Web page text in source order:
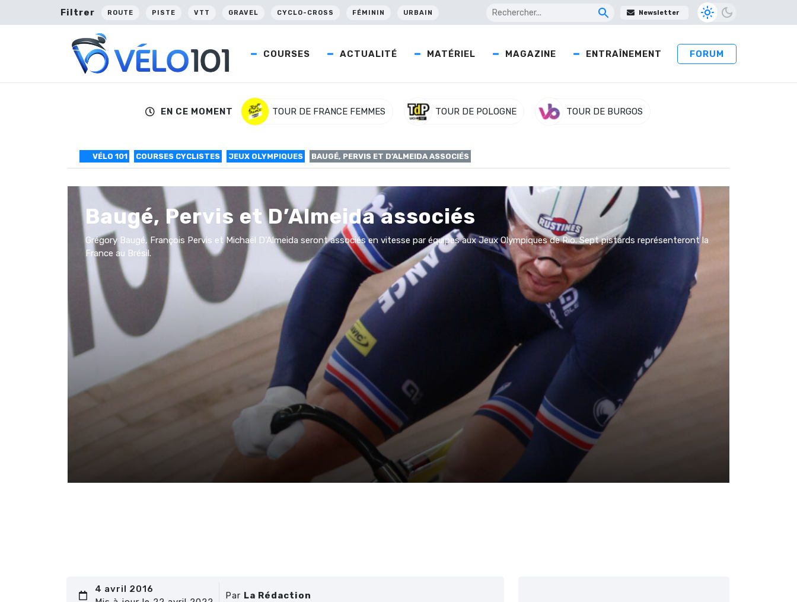
Filtrer ROUTE PISTE VTT GRAVEL CYCLO-CROSS FÉMININ URBAIN Newsletter
COURSES ACTUALITÉ MATÉRIEL MAGAZINE ENTRAÎNEMENT FORUM
EN CE MOMENT TOUR DE FRANCE FEMMES TOUR DE POLOGNE TOUR DE BURGOS
VÉLO 101 COURSES CYCLISTES JEUX OLYMPIQUES BAUGÉ, PERVIS ET D’ALMEIDA ASSOCIÉS
Baugé, Pervis et D’Almeida associés
Grégory Baugé, François Pervis et Michaël D’Almeida seront associés en vitesse par équipes aux Jeux Olympiques de Rio. Sept pistards représenteront la
France au Brésil.
4 avril 2016
Par La Rédaction